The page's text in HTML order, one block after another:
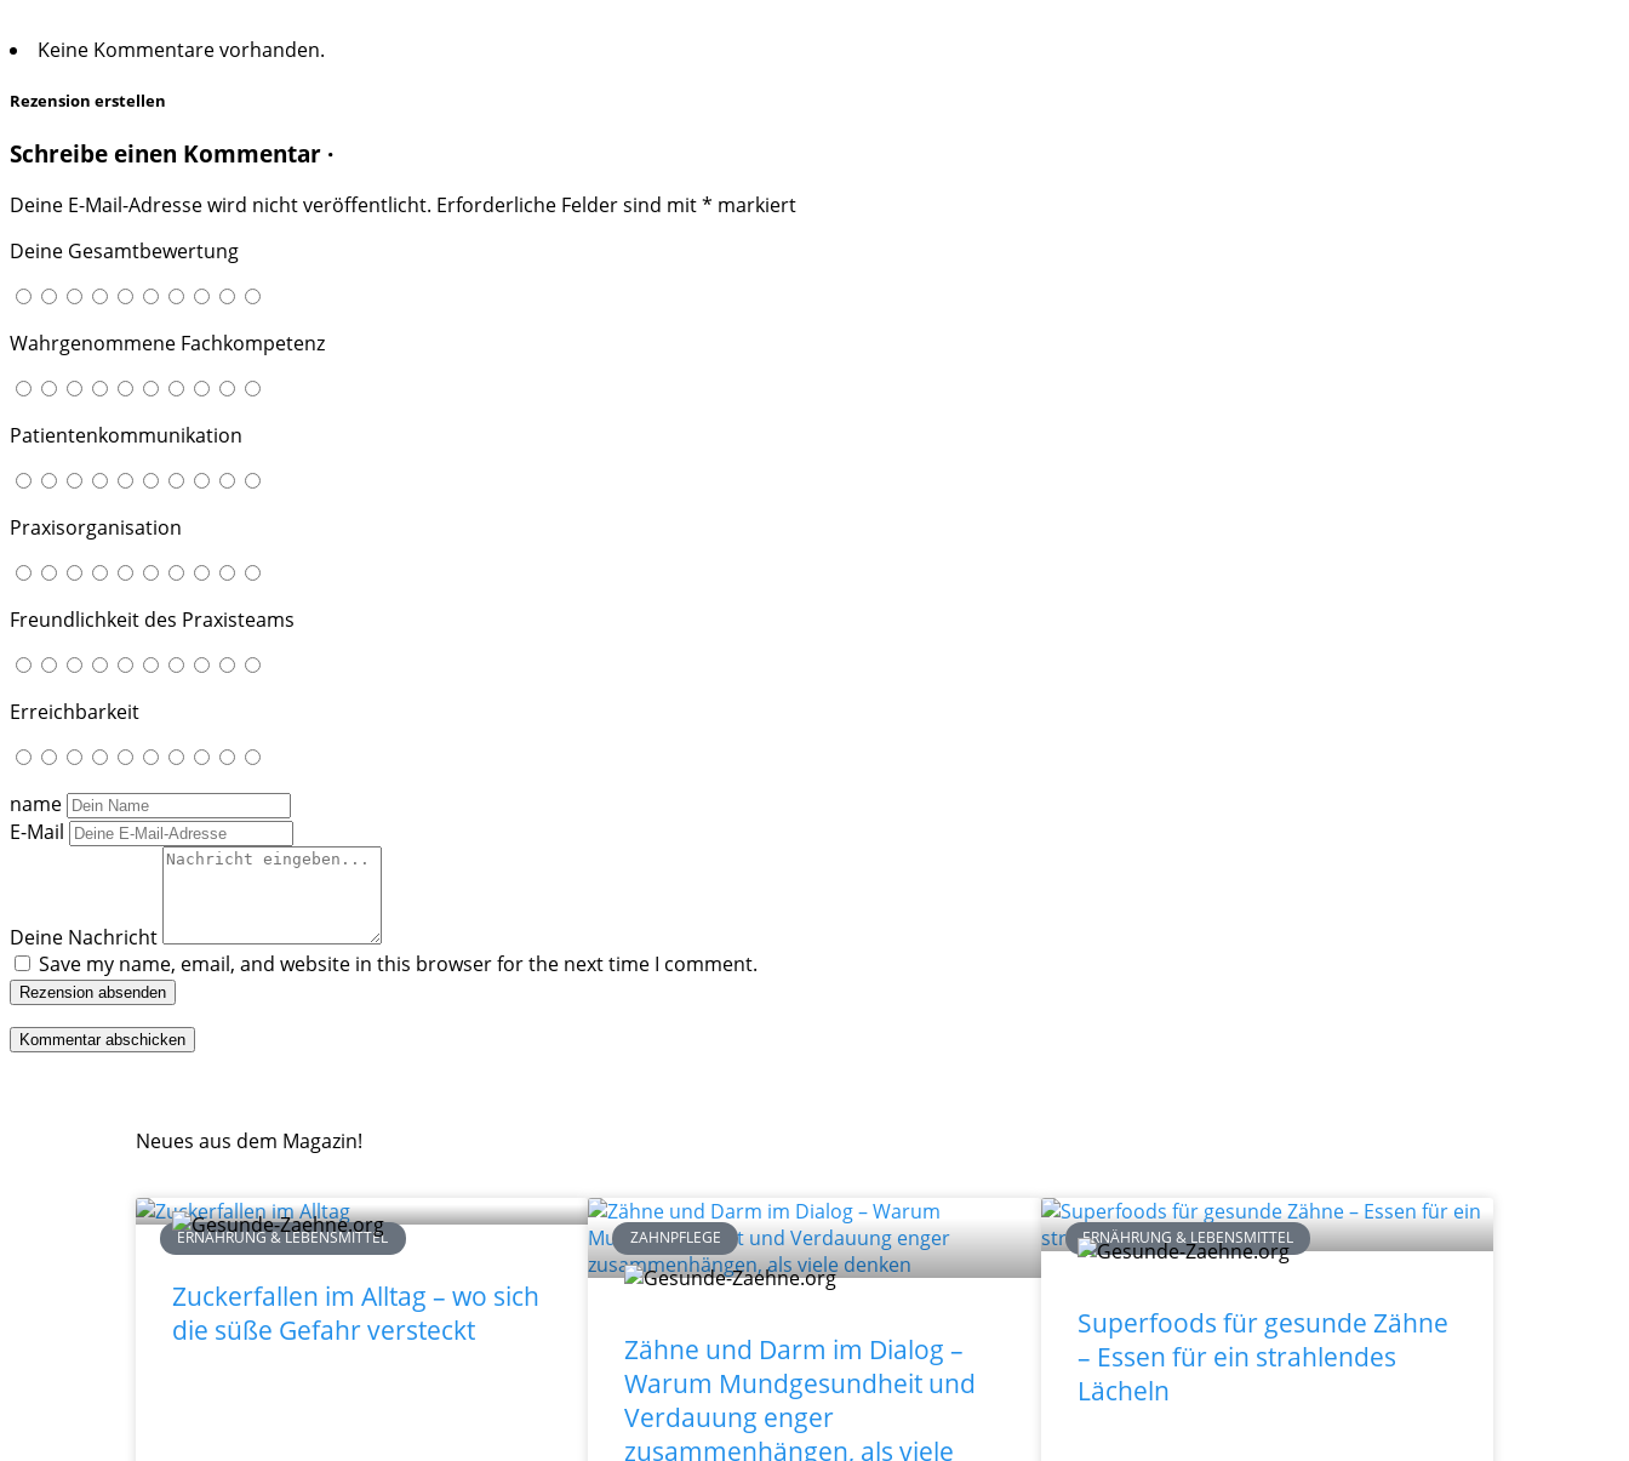
Keine Kommentare vorhanden.
Rezension erstellen
Schreibe einen Kommentar ·
Deine E-Mail-Adresse wird nicht veröffentlicht. Erforderliche Felder sind mit* markiert
Deine Gesamtbewertung
Wahrgenommene Fachkompetenz
Patientenkommunikation
Praxisorganisation
Freundlichkeit des Praxisteams
Erreichbarkeit
name
E-Mail
Deine Nachricht
Save my name, email, and website in this browser for the next time I comment.
Rezension absenden
Neues aus dem Magazin!
ERNÄHRUNG & LEBENSMITTEL
Zuckerfallen im Alltag – wo sich
die süße Gefahr versteckt
ZAHNPFLEGE
Zähne und Darm im Dialog –
Warum Mundgesundheit und
Verdauung enger
zusammenhängen, als viele
ERNÄHRUNG & LEBENSMITTEL
Superfoods für gesunde Zähne
– Essen für ein strahlendes
Lächeln